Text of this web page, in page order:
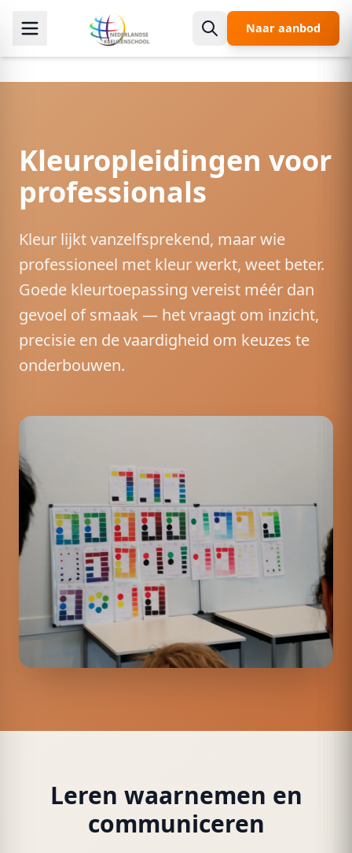
Naar aanbod
Kleuropleidingen voor
professionals
Kleur lijkt vanzelfsprekend, maar wie
professioneel met kleur werkt, weet beter.
Goede kleurtoepassing vereist méér dan
gevoel of smaak — het vraagt om inzicht,
precisie en de vaardigheid om keuzes te
onderbouwen.
Leren waarnemen en
communiceren